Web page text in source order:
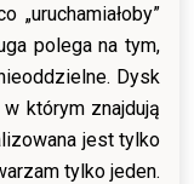
„uruchamiałoby”
polega na tym,
Dysk
którym znajdują
jest tylko
tylko jeden.